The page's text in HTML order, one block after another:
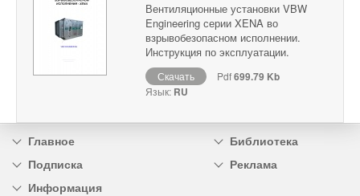
Вентиляционные установки VBW
Engineering серии XENA во
взрывобезопасном исполнении.
Инструкция по эксплуатации.
Скачать Pdf699.79 Kb
Язык: RU
Главное
Библиотека
Подписка
Реклама
Информация